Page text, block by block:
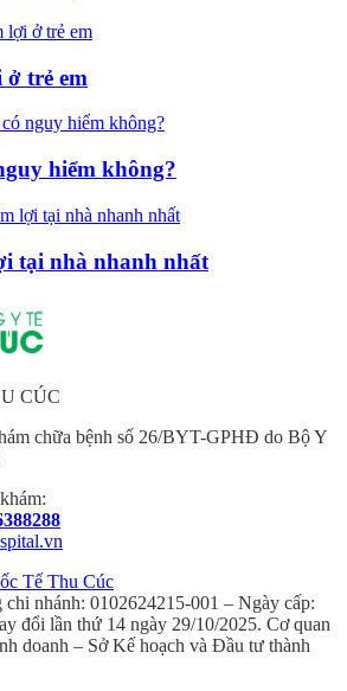
trẻ em
hiểm không?
tại nhà nhanh nhất
CÚC
chữa bệnh số 26/BYT-GPHĐ do Bộ Y
Tế Thu Cúc
nhánh: 0102624215-001 – Ngày cấp:
đổi lần thứ 14 ngày 29/10/2025. Cơ quan
doanh – Sở Kế hoạch và Đầu tư thành